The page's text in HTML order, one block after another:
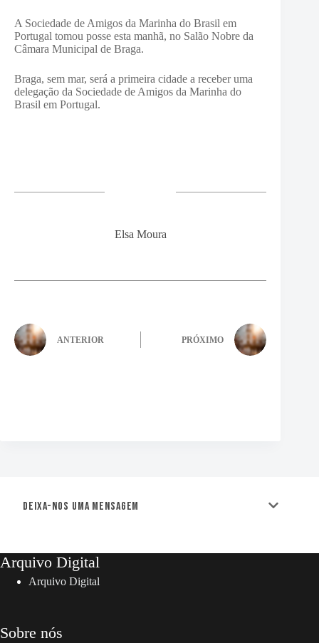
A Sociedade de Amigos da Marinha do Brasil em
Portugal tomou posse esta manhã, no Salão Nobre da
Câmara Municipal de Braga.
Braga, sem mar, será a primeira cidade a receber uma
delegação da Sociedade de Amigos da Marinha do
Brasil em Portugal.
Elsa Moura
ANTERIOR PRÓXIMO
Deixa-nos uma mensagem
Arquivo Digital
Arquivo Digital
Sobre nós